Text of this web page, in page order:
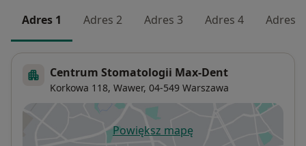
Adres 1 Adres 2 Adres 3 Adres 4 Adres 5
Centrum Stomatologii Max-Dent
Korkowa 118, Wawer, 04-549 Warszawa
Powiększ mapęotwiera się w nowej karcie